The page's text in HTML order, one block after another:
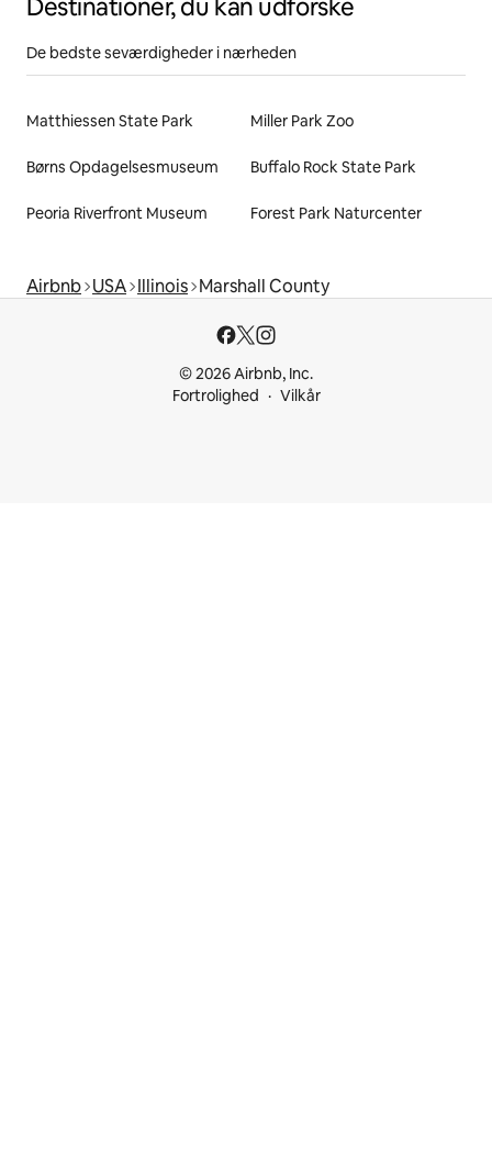
Destinationer, du kan udforske
De bedste seværdigheder i nærheden
Matthiessen State Park Miller Park Zoo
Børns Opdagelsesmuseum Buffalo Rock State Park
Peoria Riverfront Museum Forest Park Naturcenter
Airbnb USA Illinois Marshall County
© 2026 Airbnb, Inc.
Fortrolighed
Vilkår